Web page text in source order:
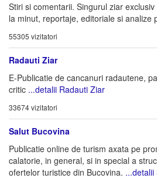
Stiri si comentarii. Singurul ziar
la minut, reportaje, editoriale si analize
55305 vizitatori
Radauti Ziar
E-Publicatie de cancanuri radautene,
critic ...detalii Radauti Ziar
33674 vizitatori
Salut Bucovina
Publicatie online de turism axata pe
calatorie, in general, si in special a
ofertelor turistice din Bucovina. ...detalii